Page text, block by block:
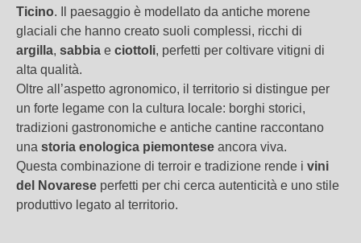
Ticino. Il paesaggio è modellato da antiche morene
glaciali che hanno creato suoli complessi, ricchi di
argilla, sabbia e ciottoli, perfetti per coltivare vitigni di
alta qualità.
Oltre all’aspetto agronomico, il territorio si distingue per
un forte legame con la cultura locale: borghi storici,
tradizioni gastronomiche e antiche cantine raccontano
una storia enologica piemontese ancora viva.
Questa combinazione di terroir e tradizione rende i vini
del Novarese perfetti per chi cerca autenticità e uno stile
produttivo legato al territorio.